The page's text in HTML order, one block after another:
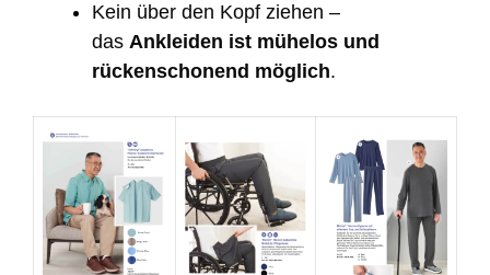
Kein über den Kopf ziehen –
das Ankleiden ist mühelos und
rückenschonend möglich.